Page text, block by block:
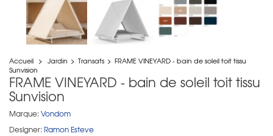
Accueil > Jardin > Transats > FRAME VINEYARD - bain de soleil toit tissu
Sunvision
FRAME VINEYARD - bain de soleil toit tissu
Sunvision
Marque: Vondom
Designer: Ramon Esteve